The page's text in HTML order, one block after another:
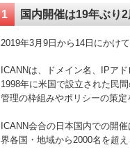
1 国内開催は19年ぶり
2019年3月9日から14日にかけ
ICANNは、ドメイン名、IPア
1998年に米国で設立された民
管理の枠組みやポリシーの策
ICANN会合の日本国内での開
界各国・地域から2000名を超